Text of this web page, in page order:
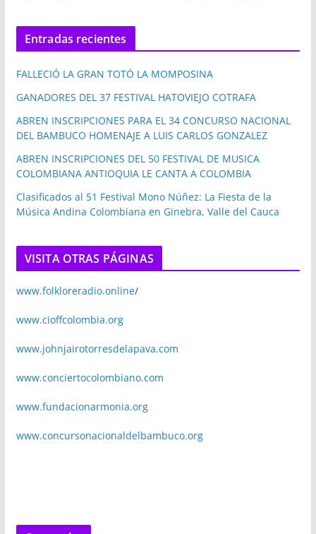
Entradas recientes
FALLECIÓ LA GRAN TOTÓ LA MOMPOSINA
GANADORES DEL 37 FESTIVAL HATOVIEJO COTRAFA
ABREN INSCRIPCIONES PARA EL 34 CONCURSO NACIONAL
DEL BAMBUCO HOMENAJE A LUIS CARLOS GONZALEZ
ABREN INSCRIPCIONES DEL 50 FESTIVAL DE MUSICA
COLOMBIANA ANTIOQUIA LE CANTA A COLOMBIA
Clasificados al 51 Festival Mono Núñez: La Fiesta de la
Música Andina Colombiana en Ginebra, Valle del Cauca
VISITA OTRAS PÁGINAS
www.folkloreradio.online/
www.cioffcolombia.org
www.johnjairotorresdelapava.com
www.conciertocolombiano.com
www.fundacionarmonia.org
www.concursonacionaldelbambuco.org